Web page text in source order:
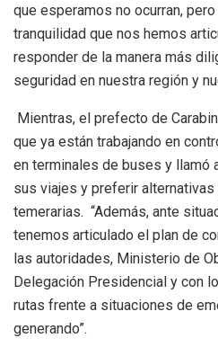
que esperamos no ocurran,
tranquilidad que nos hemos
responder de la manera más
seguridad en nuestra región y
Mientras, el prefecto de
que ya están trabajando en
en terminales de buses y llamó
sus viajes y preferir
temerarias. “Además, ante
tenemos articulado el plan de
las autoridades, Ministerio de
Delegación Presidencial y con
rutas frente a situaciones de
generando”.